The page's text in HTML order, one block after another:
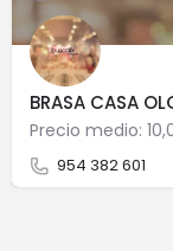
BRASA CASA
Precio medio:
954 382 601